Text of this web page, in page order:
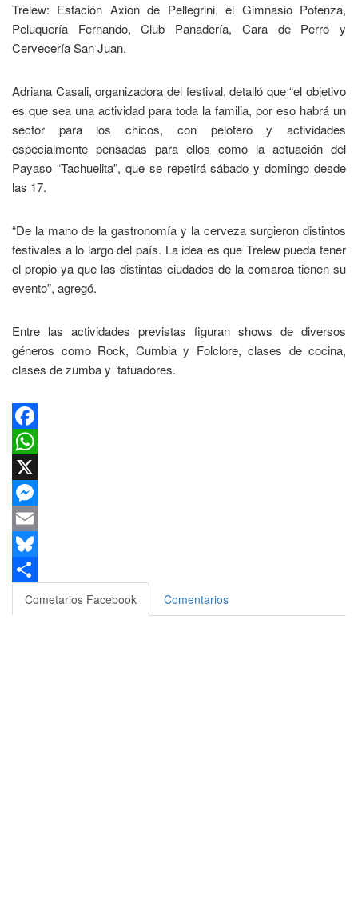
Trelew: Estación Axion de Pellegrini, el Gimnasio Potenza,
Peluquería Fernando, Club Panadería, Cara de Perro y
Cervecería San Juan.
Adriana Casali, organizadora del festival, detalló que “el objetivo
es que sea una actividad para toda la familia, por eso habrá un
sector para los chicos, con pelotero y actividades
especialmente pensadas para ellos como la actuación del
Payaso “Tachuelita”, que se repetirá sábado y domingo desde
las 17.
“De la mano de la gastronomía y la cerveza surgieron distintos
festivales a lo largo del país. La idea es que Trelew pueda tener
el propio ya que las distintas ciudades de la comarca tienen su
evento”, agregó.
Entre las actividades previstas figuran shows de diversos
géneros como Rock, Cumbia y Folclore, clases de cocina,
clases de zumba y tatuadores.
Facebook
WhatsApp
X
Messenger
Email
Bluesky
Compartir
Cometarios Facebook Comentarios